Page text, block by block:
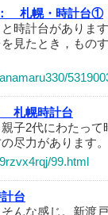
札幌・時計台①
時計台がありま
見たとき，もの
札幌時計台
子2代にわたっ
尽力があります。
99.html
台
んな感じ。新渡